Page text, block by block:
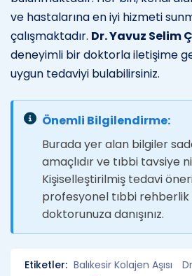
ve hastalarına en iyi hizmeti
çalışmaktadır. Dr. Yavuz Selim
deneyimli bir doktorla iletişime
uygun tedaviyi bulabilirsiniz.
Önemli Bilgilendirme:
Burada yer alan bilgiler
amaçlıdır ve tıbbi tavsiye
Kişiselleştirilmiş tedavi
profesyonel tıbbi
doktorunuza danışınız.
Etiketler: Balıkesir Kolajen Aşısı